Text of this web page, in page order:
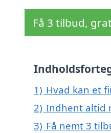
Få 3 tilbud,
1) Hvad kan et
2) Indhent altid
3) Få nemt 3